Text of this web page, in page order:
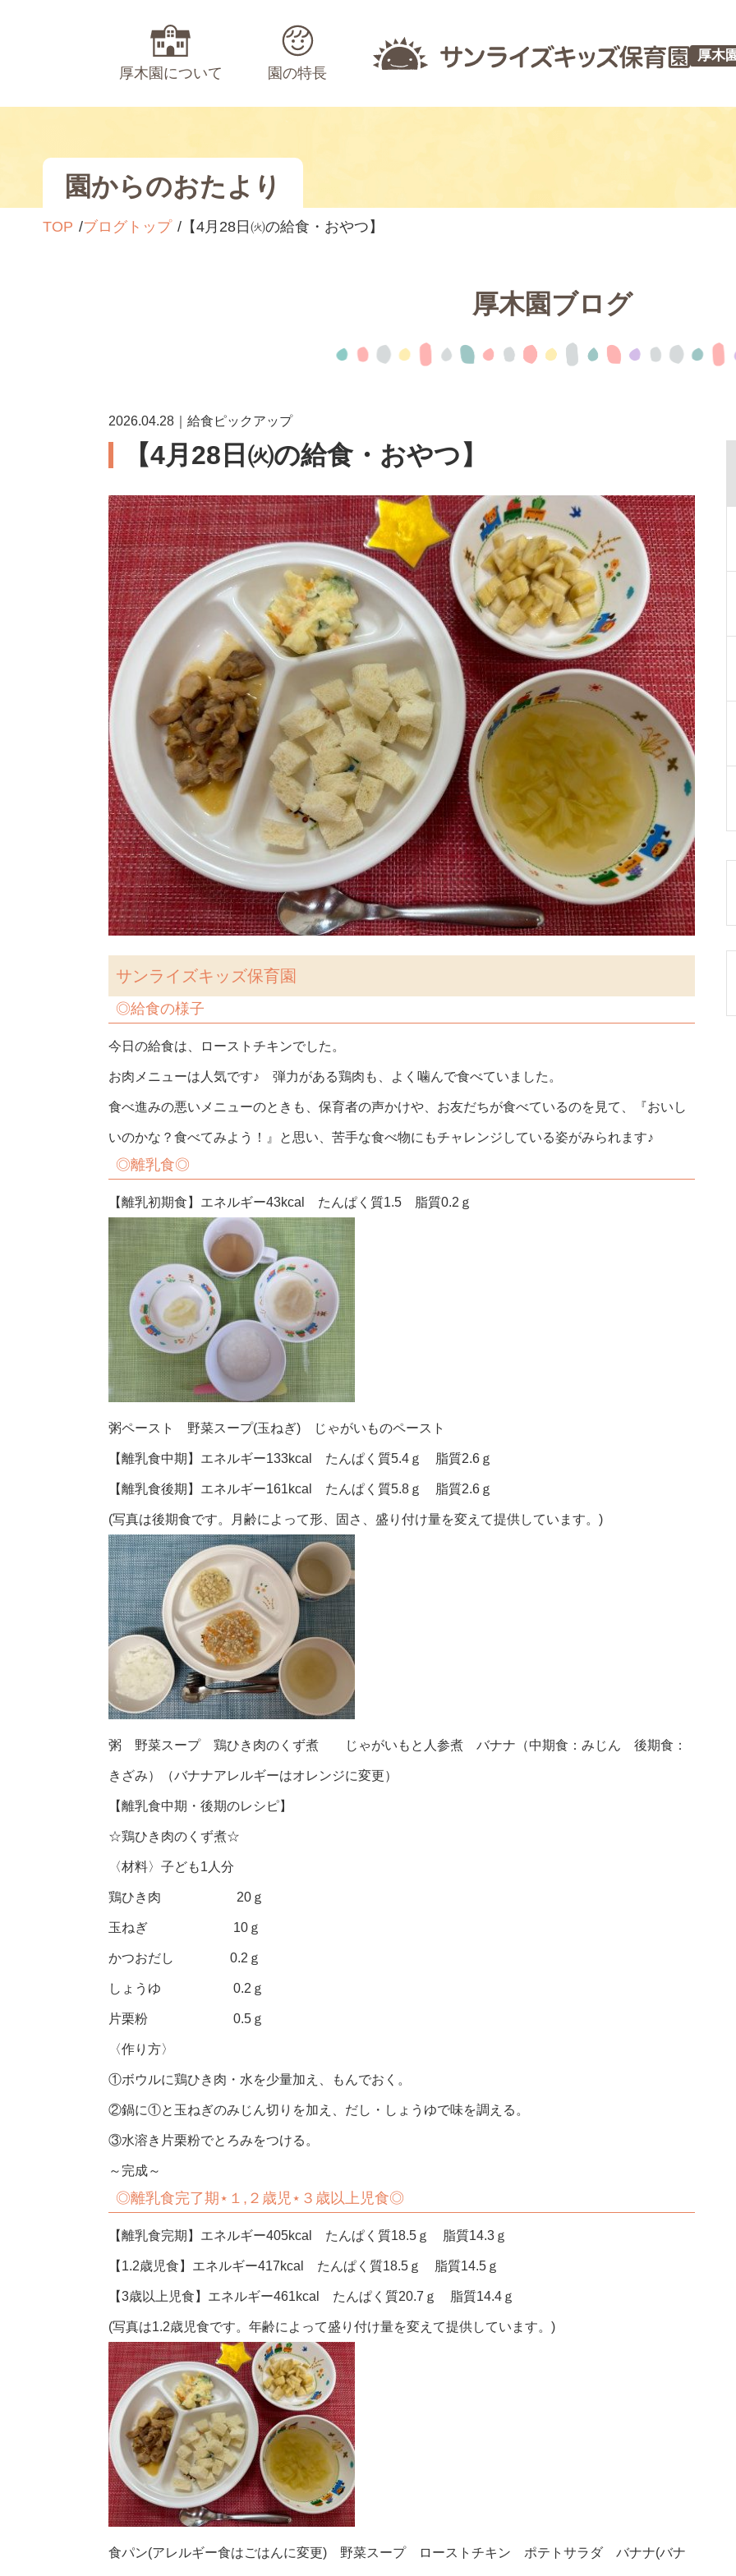
厚木園について 園の特長
厚木
園からのおたより
TOP ブログトップ 【4月28日㈫の給食・おやつ】
厚木園ブログ
2026.04.28｜給食ピックアップ
【4月28日㈫の給食・おやつ】
サンライズキッズ保育園
◎給食の様子
今日の給食は、ローストチキンでした。
お肉メニューは人気です♪ 弾力がある鶏肉も、よく噛んで食べていました。
食べ進みの悪いメニューのときも、保育者の声かけや、お友だちが食べているのを見て、『おいし
いのかな？食べてみよう！』と思い、苦手な食べ物にもチャレンジしている姿がみられます♪
◎離乳食◎
【離乳初期食】エネルギー43kcal たんぱく質1.5 脂質0.2ｇ
粥ペースト 野菜スープ(玉ねぎ) じゃがいものペースト
【離乳食中期】エネルギー133kcal たんぱく質5.4ｇ 脂質2.6ｇ
【離乳食後期】エネルギー161kcal たんぱく質5.8ｇ 脂質2.6ｇ
(写真は後期食です。月齢によって形、固さ、盛り付け量を変えて提供しています。)
粥 野菜スープ 鶏ひき肉のくず煮 じゃがいもと人参煮 バナナ（中期食：みじん 後期食：
きざみ）（バナナアレルギーはオレンジに変更）
【離乳食中期・後期のレシピ】
☆鶏ひき肉のくず煮☆
〈材料〉子ども1人分
鶏ひき肉 20ｇ
玉ねぎ 10ｇ
かつおだし 0.2ｇ
しょうゆ 0.2ｇ
片栗粉 0.5ｇ
〈作り方〉
①ボウルに鶏ひき肉・水を少量加え、もんでおく。
②鍋に①と玉ねぎのみじん切りを加え、だし・しょうゆで味を調える。
③水溶き片栗粉でとろみをつける。
～完成～
◎離乳食完了期 ⋆ １ , ２歳児⋆ ３歳以上児食◎
【離乳食完期】エネルギー405kcal たんぱく質18.5ｇ 脂質14.3ｇ
【1.2歳児食】エネルギー417kcal たんぱく質18.5ｇ 脂質14.5ｇ
【3歳以上児食】エネルギー461kcal たんぱく質20.7ｇ 脂質14.4ｇ
(写真は1.2歳児食です。年齢によって盛り付け量を変えて提供しています。)
食パン(アレルギー食はごはんに変更) 野菜スープ ローストチキン ポテトサラダ バナナ(バナ